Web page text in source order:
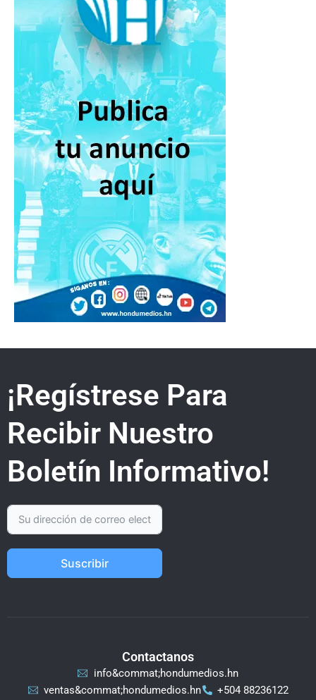
¡Regístrese Para
Recibir Nuestro
Boletín Informativo!
Suscribir
Contactanos
info&commat;hondumedios.hn
ventas&commat;hondumedios.hn
+504 88236122